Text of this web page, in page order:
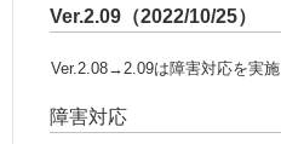
Ver.2.09（2022/10/25）
Ver.2.08→2.09は障害対応を実施
障害対応